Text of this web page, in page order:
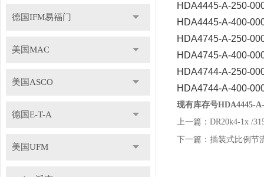
德国IFM易福门
美国MAC
美国ASCO
德国E-T-A
美国UFM
HDA4445-A-250-
HDA4445-A-400-
HDA4745-A-250-
HDA4745-A-400-
HDA4744-A-250-
HDA4744-A-400-
现有库存号HDA4445-
上一篇： DR20k4-1x /
下一篇： 插装式比例节